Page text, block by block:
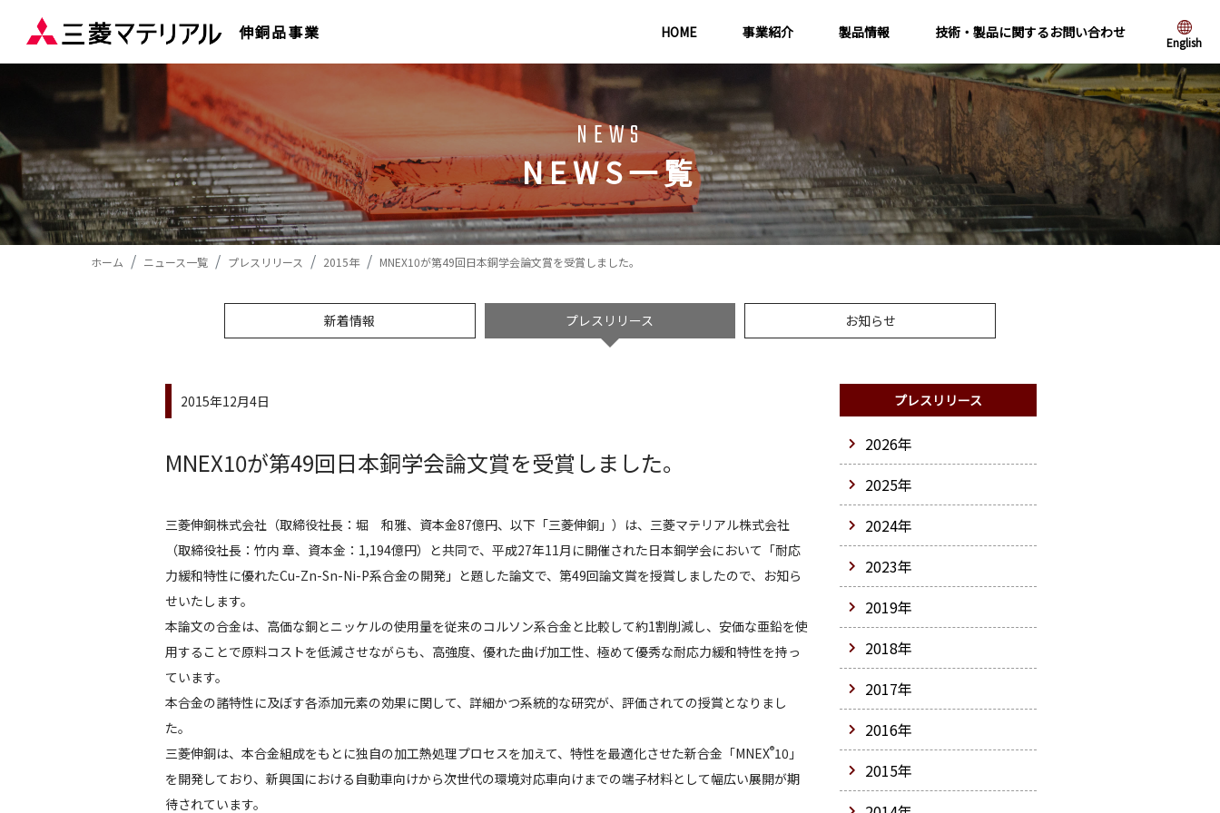
伸銅品事業 HOME 事業紹介 製品情報 技術・製品に関するお問い合わせ
English
NEWS
NEWS一覧
ホーム ニュース一覧 プレスリリース 2015年 MNEX10が第49回日本銅学会論文賞を受賞しました。
新着情報 プレスリリース お知らせ
2015年12月4日
MNEX10が第49回日本銅学会論文賞を受賞しました。
三菱伸銅株式会社（取締役社長：堀 和雅、資本金87億円、以下「三菱伸銅」）は、三菱マテリアル株式会社
（取締役社長：竹内 章、資本金：1,194億円）と共同で、平成27年11月に開催された日本銅学会において「耐応
力緩和特性に優れたCu-Zn-Sn-Ni-P系合金の開発」と題した論文で、第49回論文賞を授賞しましたので、お知ら
せいたします。
本論文の合金は、高価な銅とニッケルの使用量を従来のコルソン系合金と比較して約1割削減し、安価な亜鉛を使
用することで原料コストを低減させながらも、高強度、優れた曲げ加工性、極めて優秀な耐応力緩和特性を持っ
ています。
本合金の諸特性に及ぼす各添加元素の効果に関して、詳細かつ系統的な研究が、評価されての授賞となりまし
た。
三菱伸銅は、本合金組成をもとに独自の加工熱処理プロセスを加えて、特性を最適化させた新合金「MNEX®10」
を開発しており、新興国における自動車向けから次世代の環境対応車向けまでの端子材料として幅広い展開が期
待されています。
プレスリリース
2026年
2025年
2024年
2023年
2019年
2018年
2017年
2016年
2015年